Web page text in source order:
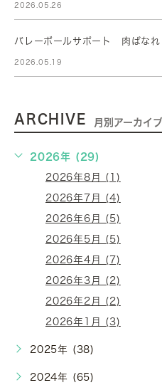
2026.05.26
バレーボールサポート 肉ばなれ
2026.05.19
ARCHIVE 月別アーカイブ
2026年 (29)
2026年8月 (1)
2026年7月 (4)
2026年6月 (5)
2026年5月 (5)
2026年4月 (7)
2026年3月 (2)
2026年2月 (2)
2026年1月 (3)
2025年 (38)
2024年 (65)